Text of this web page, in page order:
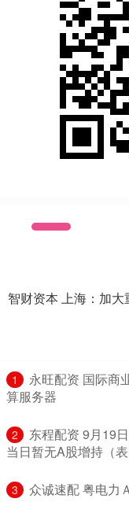
智财资本 上海：加
1
永旺配资 国际商
算服务器
2
东程配资 9月19
当日暂无A股增持（表
3 众诚速配 粤电力